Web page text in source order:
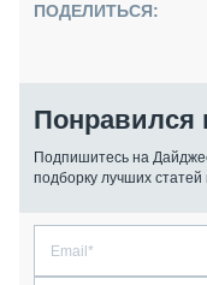
ПОДЕЛИТЬСЯ:
Понравился
Подпишитесь на
подборку лучших